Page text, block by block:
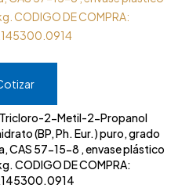
Tricloro-2-Metil-2-Propanol
(BP, Ph. Eur.) puro, grado
CAS 57-15-8 , envase plástico
CODIGO DE COMPRA: